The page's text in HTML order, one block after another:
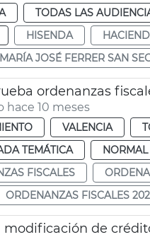
TODAS LAS
HISENDA
MARÍA JOSÉ FERRER SAN
ordenanzas
hace 10 meses
VALENCIA
TEMÁTICA
NORMAL
FISCALES
ORDENANZAS FISCALES
modificación de